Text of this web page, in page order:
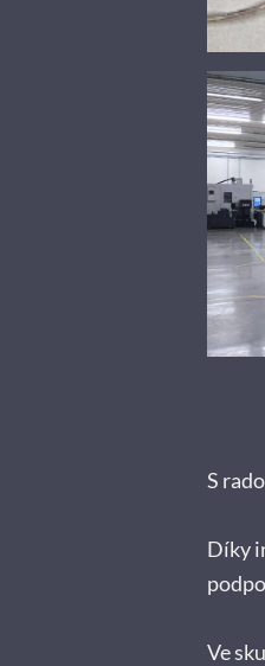
S
Díky
Ve